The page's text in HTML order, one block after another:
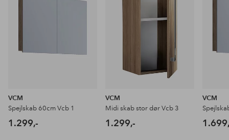
VCM
Spejlskab 60cm Vcb 1
1.299,-
VCM
Midi skab stor dør Vcb 3
1.299,-
VCM